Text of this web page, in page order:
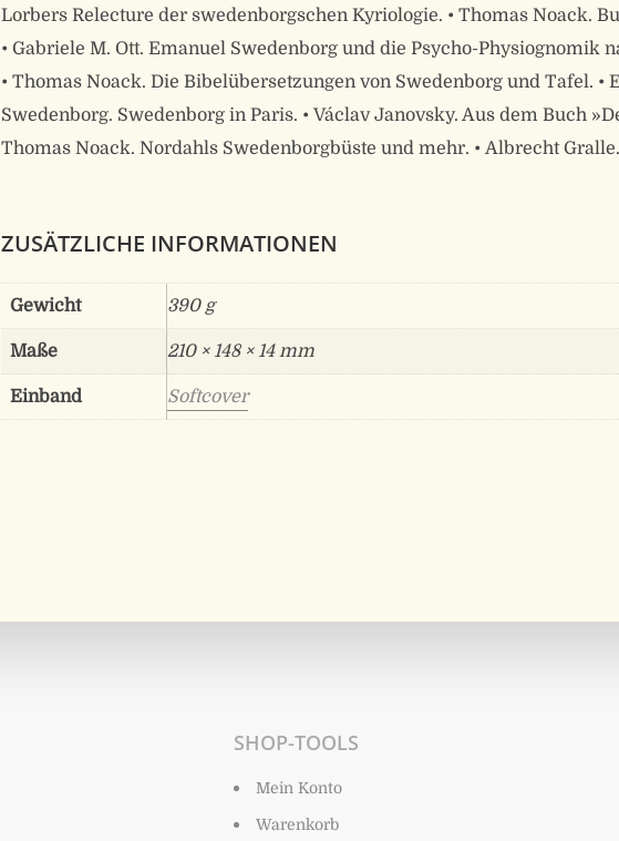
Lorbers Relecture der swedenborgschen Kyriologie. • Thomas Noack.
• Gabriele M. Ott. Emanuel Swedenborg und die Psycho-Physiognomik
• Thomas Noack. Die Bibelübersetzungen von Swedenborg und Tafel. •
Swedenborg. Swedenborg in Paris. • Václav Janovsky. Aus dem Buch
Thomas Noack. Nordahls Swedenborgbüste und mehr. • Albrecht
ZUSÄTZLICHE INFORMATIONEN
Gewicht 390 g
Maße 210 × 148 × 14 mm
Einband Softcover
SHOP-TOOLS
Mein Konto
Warenkorb